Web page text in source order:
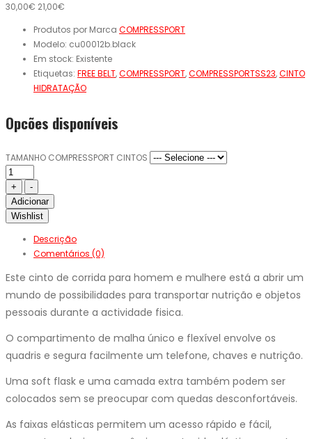
30,00€ 21,00€
Produtos por Marca COMPRESSPORT
Modelo: cu00012b.black
Em stock: Existente
Etiquetas: FREE BELT,COMPRESSPORT,COMPRESSPORTSS23,CINTO
HIDRATAÇÃO
Opcões disponíveis
TAMANHO COMPRESSPORT CINTOS
Adicionar
Wishlist
Descrição
Comentários (0)
Este cinto de corrida para homem e mulhere está a abrir um
mundo de possibilidades para transportar nutrição e objetos
pessoais durante a actividade fisica.
O compartimento de malha único e flexível envolve os
quadris e segura facilmente um telefone, chaves e nutrição.
Uma soft flask e uma camada extra também podem ser
colocados sem se preocupar com quedas desconfortáveis.
As faixas elásticas permitem um acesso rápido e fácil,